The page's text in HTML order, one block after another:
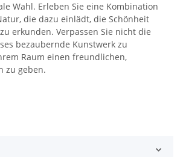
Wahl. Erleben Sie eine Kombination
die dazu einlädt, die Schönheit
erkunden. Verpassen Sie nicht die
bezaubernde Kunstwerk zu
Raum einen freundlichen,
zu geben.